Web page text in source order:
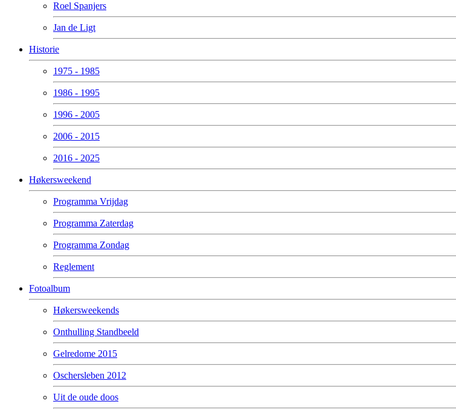
Roel Spanjers
Jan de Ligt
Historie
1975 - 1985
1986 - 1995
1996 - 2005
2006 - 2015
2016 - 2025
Høkersweekend
Programma Vrijdag
Programma Zaterdag
Programma Zondag
Reglement
Fotoalbum
Høkersweekends
Onthulling Standbeeld
Gelredome 2015
Oschersleben 2012
Uit de oude doos